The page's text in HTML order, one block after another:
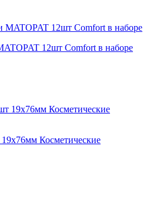
12шт Comfort в наборе
Косметические